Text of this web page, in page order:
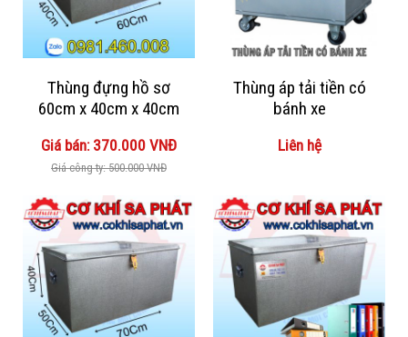
Thùng đựng hồ sơ
60cm x 40cm x 40cm
Giá bán: 370.000 VNĐ
Giá công ty: 500.000 VNĐ
Thùng áp tải tiền có
bánh xe
Liên hệ